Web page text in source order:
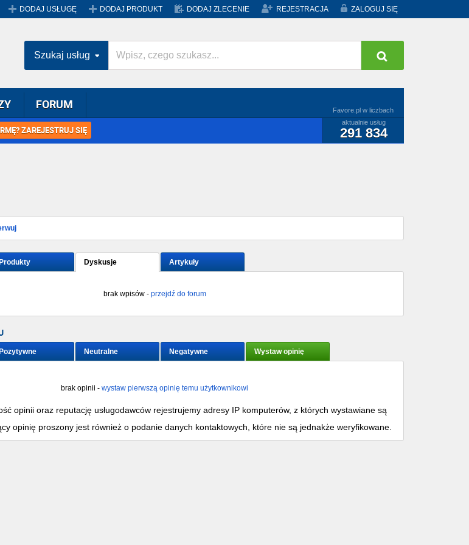
DODAJ USŁUGĘ DODAJ PRODUKT DODAJ ZLECENIE REJESTRACJA ZALOGUJ SIĘ
ZAREJESTRUJ SIĘ
Favore.pl w liczbach
aktualnie usług
291 834
FORUM
Szukaj usług
Produkty Dyskusje Artykuły
brak wpisów - przejdź do forum
Pozytywne Neutralne Negatywne Wystaw opinię
brak opinii - wystaw pierwszą opinię temu użytkownikowi
opinii oraz reputację usługodawców rejestrujemy adresy IP komputerów, z których wystawiane są
opinię proszony jest również o podanie danych kontaktowych, które nie są jednakże weryfikowane.